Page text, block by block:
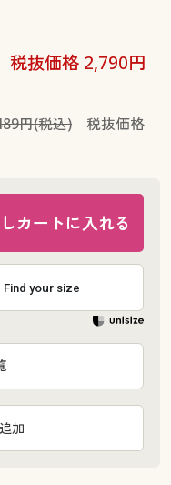
税抜価格 2,790円
円(税込)税抜価格
カートに入れる
Find your size
加